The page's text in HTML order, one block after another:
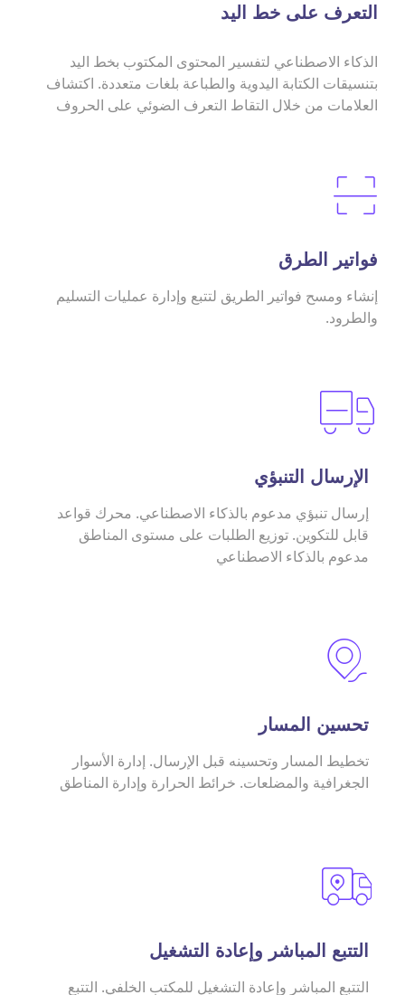
التعرف على خط اليد
الذكاء الاصطناعي لتفسير المحتوى المكتوب بخط اليد
بتنسيقات الكتابة اليدوية والطباعة بلغات متعددة. اكتشاف
العلامات من خلال التقاط التعرف الضوئي على الحروف
فواتير الطرق
إنشاء ومسح فواتير الطريق لتتبع وإدارة عمليات التسليم
والطرود.
الإرسال التنبؤي
إرسال تنبؤي مدعوم بالذكاء الاصطناعي. محرك قواعد
قابل للتكوين. توزيع الطلبات على مستوى المناطق
مدعوم بالذكاء الاصطناعي
تحسين المسار
تخطيط المسار وتحسينه قبل الإرسال. إدارة الأسوار
الجغرافية والمضلعات. خرائط الحرارة وإدارة المناطق
التتبع المباشر وإعادة التشغيل
التتبع المباشر وإعادة التشغيل للمكتب الخلفي. التتبع